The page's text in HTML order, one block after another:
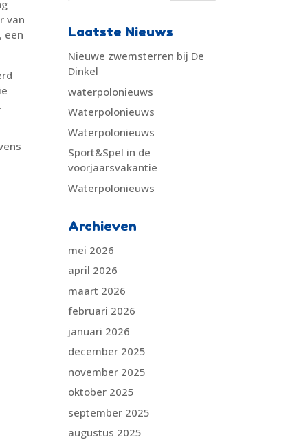
van
een
Laatste Nieuws
Nieuwe zwemsterren bij De
Dinkel
waterpolonieuws
Waterpolonieuws
Waterpolonieuws
Sport&Spel in de
voorjaarsvakantie
Waterpolonieuws
Archieven
mei 2026
april 2026
maart 2026
februari 2026
januari 2026
december 2025
november 2025
oktober 2025
september 2025
augustus 2025